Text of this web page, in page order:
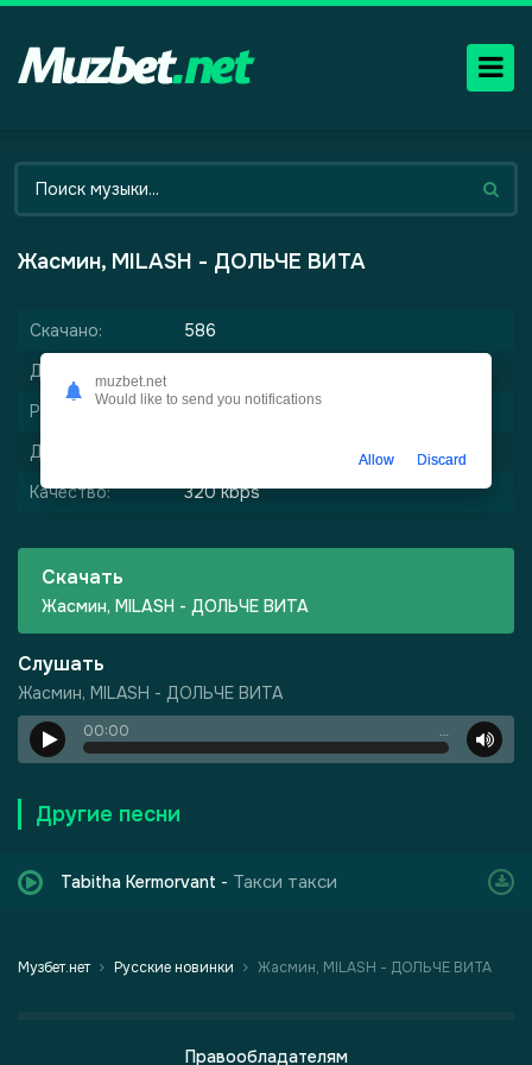
Жасмин, MILASH - ДОЛЬЧЕ ВИТА
Скачано:
586
Дата релиза:
Размер:
6.2 мб
Длительность:
Качество:
320 kbps
Скачать
Жасмин, MILASH - ДОЛЬЧЕ ВИТА
Слушать
Жасмин, MILASH - ДОЛЬЧЕ ВИТА
00:00 …
Другие песни
Tabitha Kermorvant - Такси такси
Музбет.нет Русские новинки Жасмин, MILASH - ДОЛЬЧЕ ВИТА
Правообладателям
Шепот, робкое дыхание
muzbet.net
Would like to send you notifications
Allow Discard